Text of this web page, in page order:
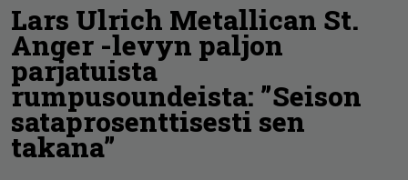
Lars Ulrich Metallican St.
Anger -levyn paljon
parjatuista
rumpusoundeista: ”Seison
sataprosenttisesti sen
takana”